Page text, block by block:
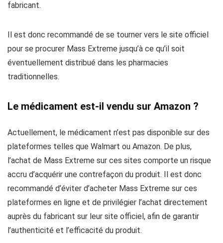
fabricant.
Il est donc recommandé de se tourner vers le site officiel
pour se procurer Mass Extreme jusqu’à ce qu’il soit
éventuellement distribué dans les pharmacies
traditionnelles.
Le médicament est-il vendu sur Amazon ?
Actuellement, le médicament n’est pas disponible sur des
plateformes telles que Walmart ou Amazon. De plus,
l’achat de Mass Extreme sur ces sites comporte un risque
accru d’acquérir une contrefaçon du produit. Il est donc
recommandé d’éviter d’acheter Mass Extreme sur ces
plateformes en ligne et de privilégier l’achat directement
auprès du fabricant sur leur site officiel, afin de garantir
l’authenticité et l’efficacité du produit.